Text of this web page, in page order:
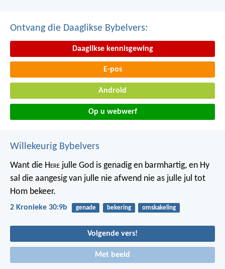
Ontvang die Daaglikse Bybelvers:
Daaglikse kennisgewing
E-pos
Android
Op u webwerf
Willekeurig Bybelvers
Want die Here julle God is genadig en barmhartig, en Hy
sal die aangesig van julle nie afwend nie as julle jul tot
Hom bekeer.
2 Kronieke 30:9b genade bekering omskakeling
Volgende vers!
Met beeld